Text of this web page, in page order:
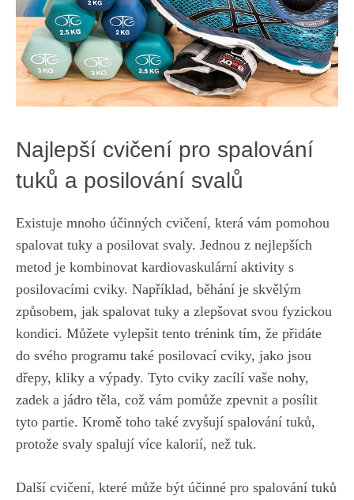
Najlepší cvičení pro spalování
tuků a​ posilování svalů
Existuje‍ mnoho účinných cvičení, která vám ⁣pomohou​
spalovat tuky a posilovat svaly. Jednou z nejlepších
metod ‍je kombinovat kardiovaskulární aktivity s
posilovacími cviky. ‍Například, běhání je skvělým
způsobem, jak ⁣spalovat tuky‍ a zlepšovat svou fyzickou‌
kondici. Můžete vylepšit tento trénink tím, ‍že přidáte
do svého programu také posilovací cviky, jako jsou
dřepy,⁢ kliky ‌a výpady.​ Tyto cviky ​zacílí vaše‍ nohy,
zadek⁣ a jádro těla, což vám pomůže zpevnit a posílit
tyto partie. Kromě toho také zvyšují spalování tuků,
protože svaly spalují​ více kalorií, než tuk.
Další cvičení, které může ⁣být účinné pro⁢ spalování tuků